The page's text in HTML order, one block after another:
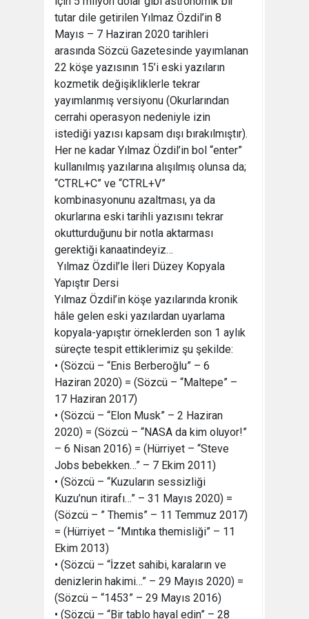
tutar dile getirilen Yılmaz Özdil’in 8
Mayıs – 7 Haziran 2020 tarihleri
arasında Sözcü Gazetesinde yayımlanan
22 köşe yazısının 15’i eski yazıların
kozmetik değişikliklerle tekrar
yayımlanmış versiyonu (Okurlarından
cerrahi operasyon nedeniyle izin
istediği yazısı kapsam dışı bırakılmıştır).
Her ne kadar Yılmaz Özdil’in bol “enter”
kullanılmış yazılarına alışılmış olunsa da;
“CTRL+C” ve “CTRL+V”
kombinasyonunu azaltması, ya da
okurlarına eski tarihli yazısını tekrar
okutturduğunu bir notla aktarması
gerektiği kanaatindeyiz…
Yılmaz Özdil’le İleri Düzey Kopyala
Yapıştır Dersi
Yılmaz Özdil’in köşe yazılarında kronik
hâle gelen eski yazılardan uyarlama
kopyala-yapıştır örneklerden son 1 aylık
süreçte tespit ettiklerimiz şu şekilde:
• (Sözcü – “Enis Berberoğlu” – 6
Haziran 2020) = (Sözcü – “Maltepe” –
17 Haziran 2017)
• (Sözcü – “Elon Musk” – 2 Haziran
2020) = (Sözcü – “NASA da kim oluyor!”
– 6 Nisan 2016) = (Hürriyet – “Steve
Jobs bebekken…” – 7 Ekim 2011)
• (Sözcü – “Kuzuların sessizliği
Kuzu’nun itirafı…” – 31 Mayıs 2020) =
(Sözcü – ” Themis” – 11 Temmuz 2017)
= (Hürriyet – “Mıntıka themisliği” – 11
Ekim 2013)
• (Sözcü – “İzzet sahibi, karaların ve
denizlerin hakimi…” – 29 Mayıs 2020) =
(Sözcü – “1453” – 29 Mayıs 2016)
• (Sözcü – “Bir tablo hayal edin” – 28